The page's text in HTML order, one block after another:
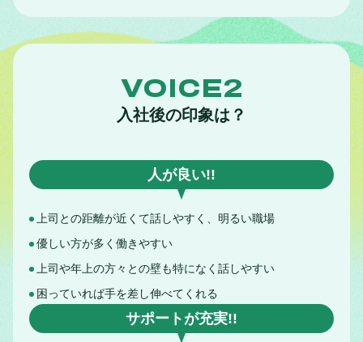
VOICE2
入社後の印象は？
人が良い!!
上司との距離が近くて話しやすく、明るい職場
優しい方が多く働きやすい
上司や年上の方々との壁も特になく話しやすい
困っていれば手を差し伸べてくれる
サポートが充実!!